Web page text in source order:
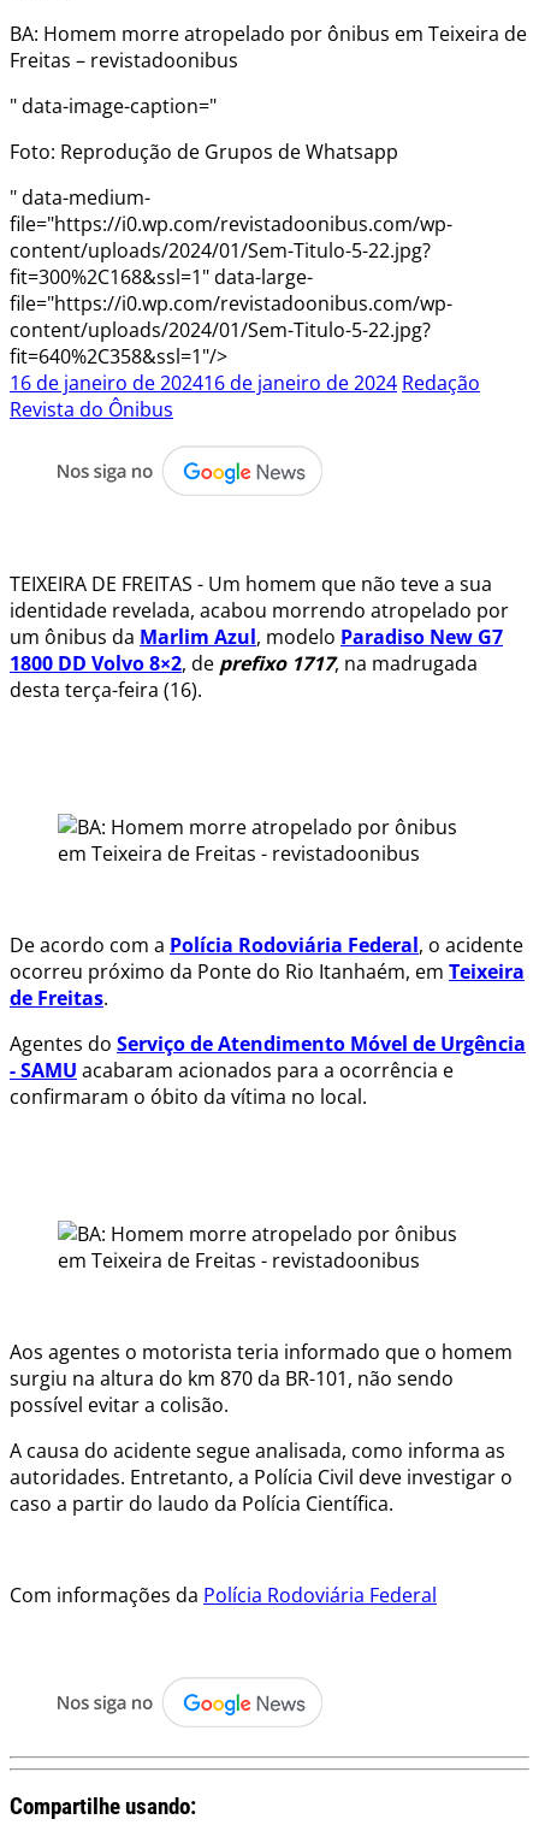
BA: Homem morre atropelado por ônibus em Teixeira de
Freitas – revistadoonibus
" data-image-caption="
Foto: Reprodução de Grupos de Whatsapp
" data-medium-
file="https://i0.wp.com/revistadoonibus.com/wp-
content/uploads/2024/01/Sem-Titulo-5-22.jpg?
fit=300%2C168&ssl=1" data-large-
file="https://i0.wp.com/revistadoonibus.com/wp-
content/uploads/2024/01/Sem-Titulo-5-22.jpg?
fit=640%2C358&ssl=1"/>
16 de janeiro de 202416 de janeiro de 2024 Redação
Revista do Ônibus
TEIXEIRA DE FREITAS - Um homem que não teve a sua
identidade revelada, acabou morrendo atropelado por
um ônibus da Marlim Azul, modelo Paradiso New G7
1800 DD Volvo 8×2, de prefixo 1717, na madrugada
desta terça-feira (16).
De acordo com a Polícia Rodoviária Federal, o acidente
ocorreu próximo da Ponte do Rio Itanhaém, em Teixeira
de Freitas.
Agentes do Serviço de Atendimento Móvel de Urgência
- SAMU acabaram acionados para a ocorrência e
confirmaram o óbito da vítima no local.
Aos agentes o motorista teria informado que o homem
surgiu na altura do km 870 da BR-101, não sendo
possível evitar a colisão.
A causa do acidente segue analisada, como informa as
autoridades. Entretanto, a Polícia Civil deve investigar o
caso a partir do laudo da Polícia Científica.
Com informações da Polícia Rodoviária Federal
Compartilhe usando: